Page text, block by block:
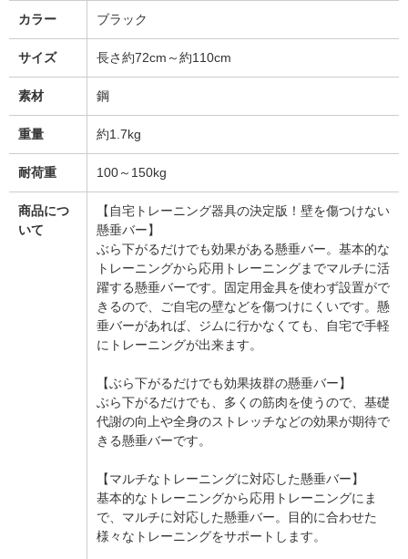
カラー ブラック
サイズ 長さ約72cm～約110cm
素材 鋼
重量 約1.7kg
耐荷重 100～150kg
商品につ
いて
【自宅トレーニング器具の決定版！壁を傷つけない
懸垂バー】
ぶら下がるだけでも効果がある懸垂バー。基本的な
トレーニングから応用トレーニングまでマルチに活
躍する懸垂バーです。固定用金具を使わず設置がで
きるので、ご自宅の壁などを傷つけにくいです。懸
垂バーがあれば、ジムに行かなくても、自宅で手軽
にトレーニングが出来ます。
【ぶら下がるだけでも効果抜群の懸垂バー】
ぶら下がるだけでも、多くの筋肉を使うので、基礎
代謝の向上や全身のストレッチなどの効果が期待で
きる懸垂バーです。
【マルチなトレーニングに対応した懸垂バー】
基本的なトレーニングから応用トレーニングにま
で、マルチに対応した懸垂バー。目的に合わせた
様々なトレーニングをサポートします。